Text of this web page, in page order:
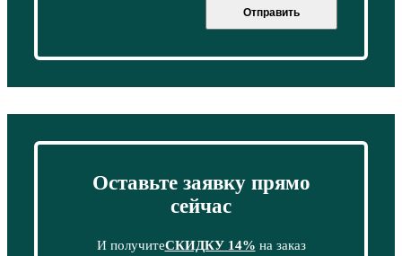
Отправить
Оставьте заявку прямо
сейчас
И получитеСКИДКУ 14% на заказ